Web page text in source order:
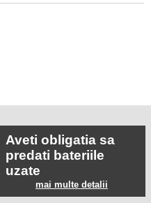
Aveti obligatia sa
predati bateriile
uzate
mai multe detalii